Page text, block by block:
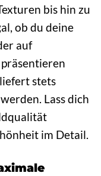
bis hin zu
ob du deine
auf
stets
Lass dich
im Detail.